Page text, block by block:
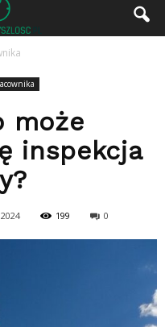
może
inspekcja
199 0